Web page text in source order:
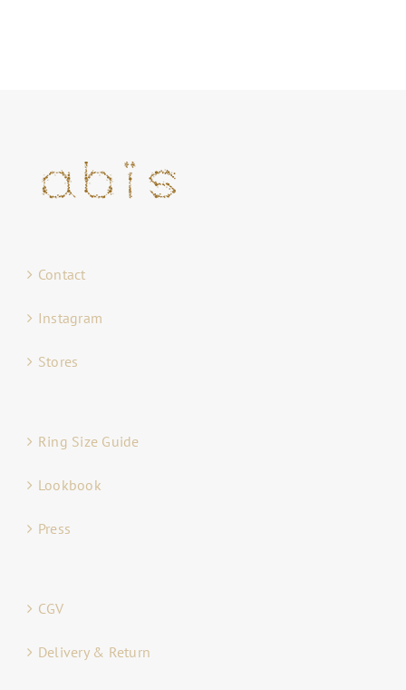
Contact
Instagram
Stores
Ring Size Guide
Lookbook
Press
CGV
Delivery & Return